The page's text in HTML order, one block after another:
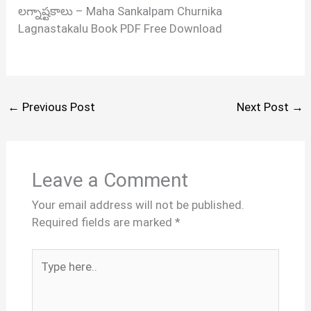
లగ్నాష్టకాలు – Maha Sankalpam Churnika
Lagnastakalu Book PDF Free Download
← Previous Post Next Post →
Leave a Comment
Your email address will not be published.
Required fields are marked *
here..